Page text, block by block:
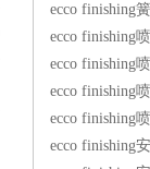
ecco finishing
ecco finishing
ecco finishing
ecco finishing
ecco finishing
ecco finishing